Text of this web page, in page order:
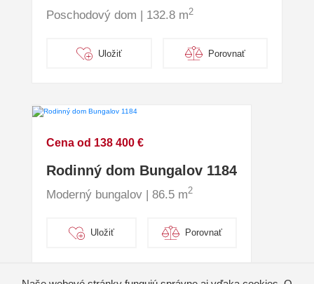
Poschodový dom | 132.8 m2
Uložiť Porovnať
Cena od 138 400 €
Rodinný dom Bungalov 1184
Moderný bungalov | 86.5 m2
Uložiť Porovnať